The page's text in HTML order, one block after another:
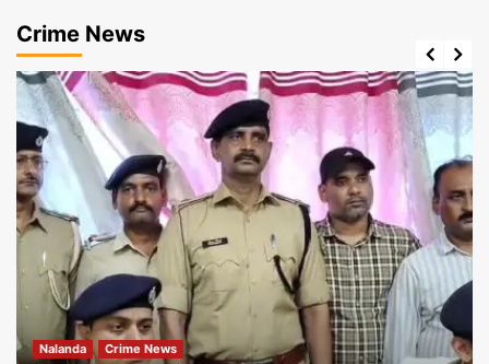
Crime News
Nalanda Crime News